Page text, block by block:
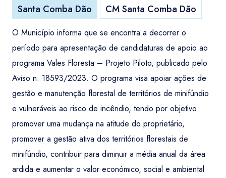
Santa Comba Dão
CM Santa Comba Dão
O Município informa que se encontra a decorrer o
período para apresentação de candidaturas de apoio ao
programa Vales Floresta – Projeto Piloto, publicado pelo
Aviso n. 18593/2023. O programa visa apoiar ações de
gestão e manutenção florestal de territórios de minifúndio
e vulneráveis ao risco de incêndio, tendo por objetivo
promover uma mudança na atitude do proprietário,
promover a gestão ativa dos territórios florestais de
minifúndio, contribuir para diminuir a média anual da área
ardida e aumentar o valor económico, social e ambiental